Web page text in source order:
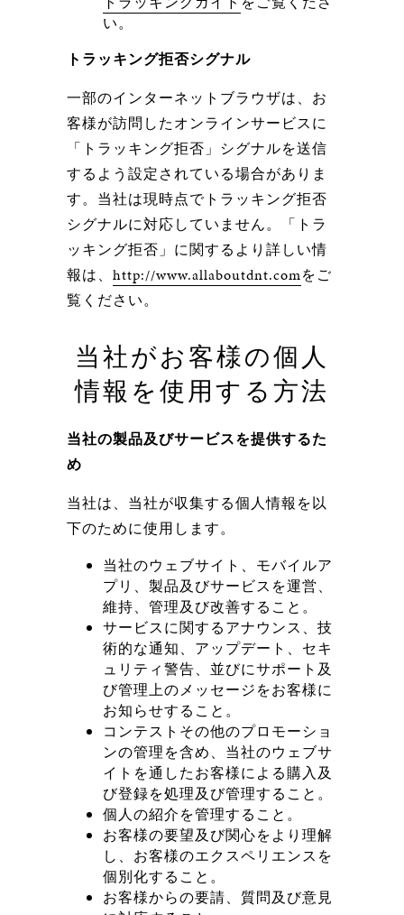
い。
トラッキング拒否シグナル
一部のインターネットブラウザは、お
客様が訪問したオンラインサービスに
「トラッキング拒否」シグナルを送信
するよう設定されている場合がありま
す。当社は現時点でトラッキング拒否
シグナルに対応していません。「トラ
ッキング拒否」に関するより詳しい情
報は、 http://www.allaboutdnt.comをご
覧ください。
当社がお客様の個人
情報を使用する方法
当社の製品及びサービスを提供するた
め
当社は、当社が収集する個人情報を以
下のために使用します。
当社のウェブサイト、モバイルア
プリ、製品及びサービスを運営、
維持、管理及び改善すること。
サービスに関するアナウンス、技
術的な通知、アップデート、セキ
ュリティ警告、並びにサポート及
び管理上のメッセージをお客様に
お知らせすること。
コンテストその他のプロモーショ
ンの管理を含め、当社のウェブサ
イトを通したお客様による購入及
び登録を処理及び管理すること。
個人の紹介を管理すること。
お客様の要望及び関心をより理解
し、お客様のエクスペリエンスを
個別化すること。
お客様からの要請、質問及び意見